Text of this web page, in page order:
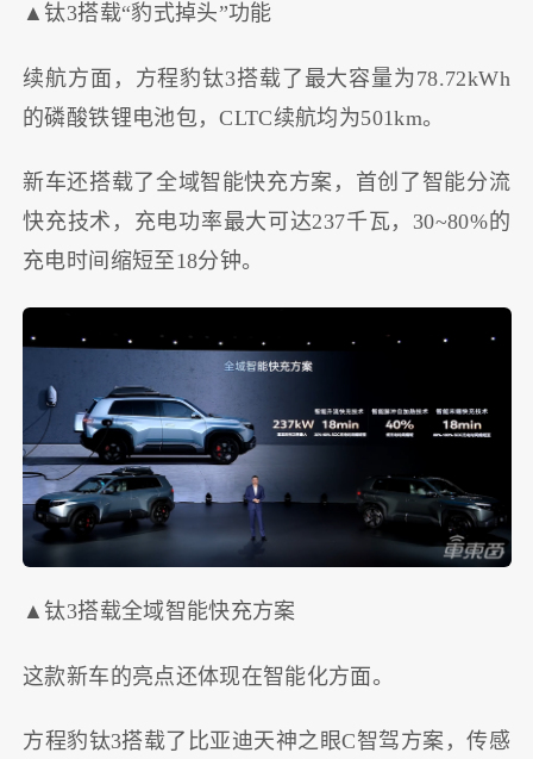
▲钛3搭载“豹式掉头”功能
续航方面，方程豹钛3搭载了最大容量为78.72kWh
的磷酸铁锂电池包，CLTC续航均为501km。
新车还搭载了全域智能快充方案，首创了智能分流
快充技术，充电功率最大可达237千瓦，30~80%的
充电时间缩短至18分钟。
▲钛3搭载全域智能快充方案
这款新车的亮点还体现在智能化方面。
方程豹钛3搭载了比亚迪天神之眼C智驾方案，传感